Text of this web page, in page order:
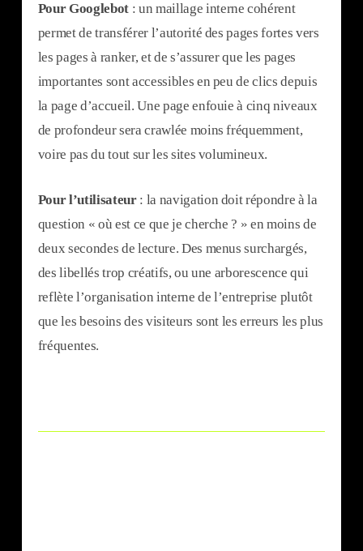
Pour Googlebot: un maillage interne cohérent
permet de transférer l’autorité des pages fortes vers
les pages à ranker, et de s’assurer que les pages
importantes sont accessibles en peu de clics depuis
la page d’accueil. Une page enfouie à cinq niveaux
de profondeur sera crawlée moins fréquemment,
voire pas du tout sur les sites volumineux.
Pour l’utilisateur: la navigation doit répondre à la
question « où est ce que je cherche ? » en moins de
deux secondes de lecture. Des menus surchargés,
des libellés trop créatifs, ou une arborescence qui
reflète l’organisation interne de l’entreprise plutôt
que les besoins des visiteurs sont les erreurs les plus
fréquentes.